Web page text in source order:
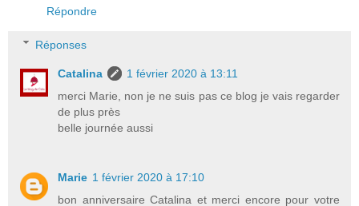
Répondre
Réponses
Catalina
1 février 2020 à 13:11
merci Marie, non je ne suis pas ce blog je vais regarder
de plus près
belle journée aussi
Marie 1 février 2020 à 17:10
bon anniversaire Catalina et merci encore pour votre